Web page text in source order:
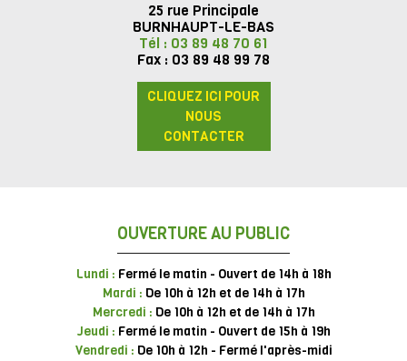
25 rue Principale
BURNHAUPT-LE-BAS
Tél : 03 89 48 70 61
Fax : 03 89 48 99 78
CLIQUEZ ICI POUR
NOUS
CONTACTER
OUVERTURE AU PUBLIC
Lundi : Fermé le matin - Ouvert de 14h à 18h
Mardi : De 10h à 12h et de 14h à 17h
Mercredi : De 10h à 12h et de 14h à 17h
Jeudi : Fermé le matin - Ouvert de 15h à 19h
Vendredi : De 10h à 12h - Fermé l'après-midi